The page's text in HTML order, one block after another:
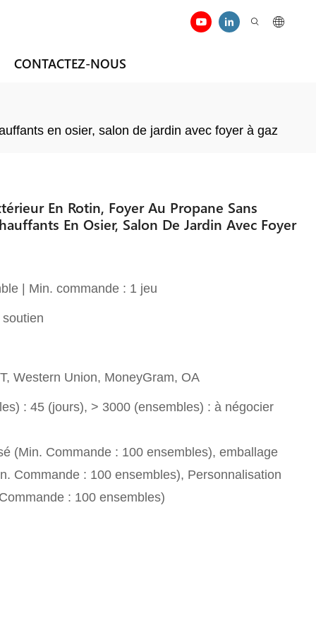
CONTACTEZ-NOUS
en osier, salon de jardin avec foyer à gaz
En Rotin, Foyer Au Propane Sans
En Osier, Salon De Jardin Avec Foyer
| Min. commande : 1 jeu
Western Union, MoneyGram, OA
: 45 (jours), > 3000 (ensembles) : à négocier
(Min. Commande : 100 ensembles), emballage
Commande : 100 ensembles), Personnalisation
: 100 ensembles)